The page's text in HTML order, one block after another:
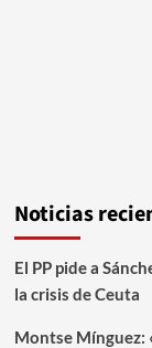
Noticias
El PP pide a
la crisis de Ceuta
Montse Mínguez: